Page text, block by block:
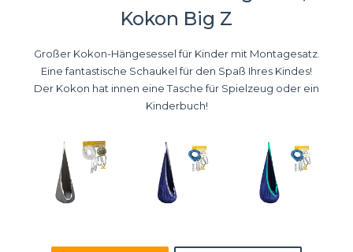
Kokon Big Z
Großer Kokon-Hängesessel für Kinder mit Montagesatz.
Eine fantastische Schaukel für den Spaß Ihres Kindes!
Der Kokon hat innen eine Tasche für Spielzeug oder ein
Kinderbuch!